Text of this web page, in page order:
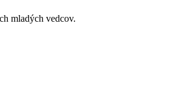
mladých vedcov.